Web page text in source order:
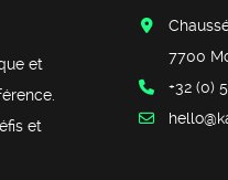
et
et
7700
+32 (0)